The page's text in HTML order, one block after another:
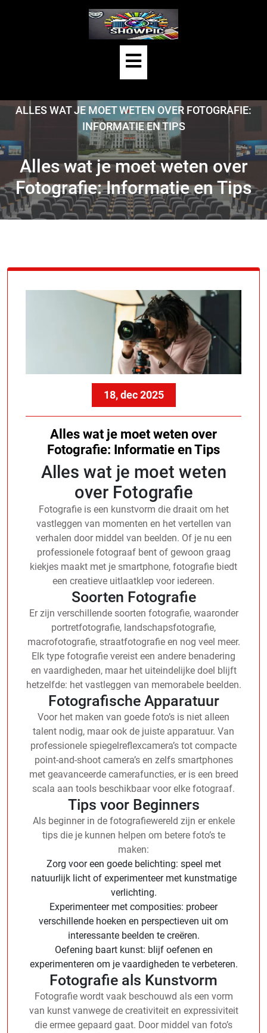
Open
Button
ALLES WAT JE MOET WETEN OVER FOTOGRAFIE:
INFORMATIE EN TIPS
Alles wat je moet weten over
Fotografie: Informatie en Tips
18, dec 2025
Alles wat je moet weten over
Fotografie: Informatie en Tips
Alles wat je moet weten
over Fotografie
Fotografie is een kunstvorm die draait om het
vastleggen van momenten en het vertellen van
verhalen door middel van beelden. Of je nu een
professionele fotograaf bent of gewoon graag
kiekjes maakt met je smartphone, fotografie biedt
een creatieve uitlaatklep voor iedereen.
Soorten Fotografie
Er zijn verschillende soorten fotografie, waaronder
portretfotografie, landschapsfotografie,
macrofotografie, straatfotografie en nog veel meer.
Elk type fotografie vereist een andere benadering
en vaardigheden, maar het uiteindelijke doel blijft
hetzelfde: het vastleggen van memorabele beelden.
Fotografische Apparatuur
Voor het maken van goede foto’s is niet alleen
talent nodig, maar ook de juiste apparatuur. Van
professionele spiegelreflexcamera’s tot compacte
point-and-shoot camera’s en zelfs smartphones
met geavanceerde camerafuncties, er is een breed
scala aan tools beschikbaar voor elke fotograaf.
Tips voor Beginners
Als beginner in de fotografiewereld zijn er enkele
tips die je kunnen helpen om betere foto’s te
maken:
Zorg voor een goede belichting: speel met
natuurlijk licht of experimenteer met kunstmatige
verlichting.
Experimenteer met composities: probeer
verschillende hoeken en perspectieven uit om
interessante beelden te creëren.
Oefening baart kunst: blijf oefenen en
experimenteren om je vaardigheden te verbeteren.
Fotografie als Kunstvorm
Fotografie wordt vaak beschouwd als een vorm
van kunst vanwege de creativiteit en expressiviteit
die ermee gepaard gaat. Door middel van foto’s